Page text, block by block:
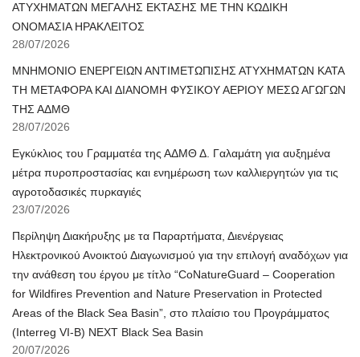
ΑΤΥΧΗΜΑΤΩΝ ΜΕΓΑΛΗΣ ΕΚΤΑΣΗΣ ΜΕ ΤΗΝ ΚΩΔΙΚΗ
ΟΝΟΜΑΣΙΑ ΗΡΑΚΛΕΙΤΟΣ
28/07/2026
ΜΝΗΜΟΝΙΟ ΕΝΕΡΓΕΙΩΝ ΑΝΤΙΜΕΤΩΠΙΣΗΣ ΑΤΥΧΗΜΑΤΩΝ ΚΑΤΑ
ΤΗ ΜΕΤΑΦΟΡΑ ΚΑΙ ΔΙΑΝΟΜΗ ΦΥΣΙΚΟΥ ΑΕΡΙΟΥ ΜΕΣΩ ΑΓΩΓΩΝ
ΤΗΣ ΑΔΜΘ
28/07/2026
Εγκύκλιος του Γραμματέα της ΑΔΜΘ Δ. Γαλαμάτη για αυξημένα
μέτρα πυροπροστασίας και ενημέρωση των καλλιεργητών για τις
αγροτοδασικές πυρκαγιές
23/07/2026
Περίληψη Διακήρυξης με τα Παραρτήματα, Διενέργειας
Ηλεκτρονικού Ανοικτού Διαγωνισμού για την επιλογή αναδόχων για
την ανάθεση του έργου με τίτλο “CoNatureGuard – Cooperation
for Wildfires Prevention and Nature Preservation in Protected
Areas of the Black Sea Basin”, στο πλαίσιο του Προγράμματος
(Interreg VI-B) NEXT Black Sea Basin
20/07/2026